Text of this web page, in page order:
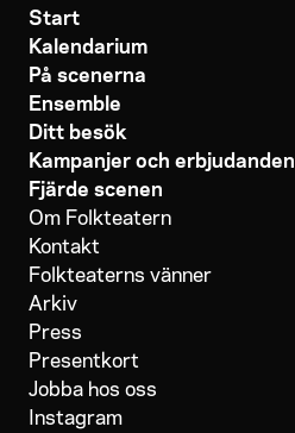
Start
Kalendarium
På scenerna
Ensemble
Ditt besök
Kampanjer och erbjudanden
Fjärde scenen
Om Folkteatern
Kontakt
Folkteaterns vänner
Arkiv
Press
Presentkort
Jobba hos oss
Instagram